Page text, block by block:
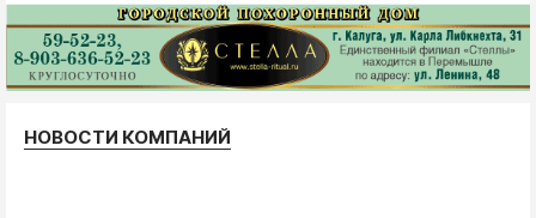
НОВОСТИ КОМПАНИЙ